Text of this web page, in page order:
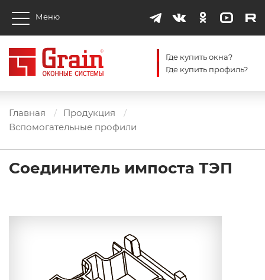
Меню
Где купить окна?
Где купить профиль?
Главная
Продукция
Вспомогательные профили
Соединитель импоста ТЭП